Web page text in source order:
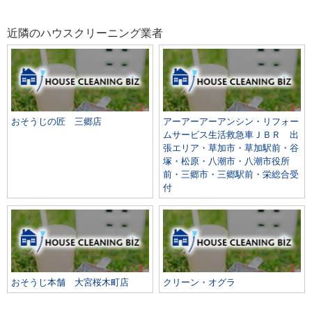
近隣のハウスクリーニング業者
おそうじの匠 三郷店
アーアーアーアンシン・リフォー
ムサービス生活救急車ＪＢＲ 出
張エリア・草加市・草加駅前・谷
塚・松原・八潮市・八潮市役所
前・三郷市・三郷駅前・栄総合受
付
おそうじ本舗 大宮桜木町店 クリーン・オグラ